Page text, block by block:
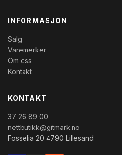
INFORMASJON
Salg
Varemerker
Om oss
Kontakt
KONTAKT
37 26 89 00
nettbutikk@gitmark.no
Fosselia 20 4790 Lillesand